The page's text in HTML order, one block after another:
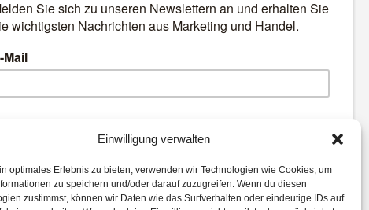
Einwilligung verwalten
optimales Erlebnis zu bieten, verwenden wir Technologien wie Cookies, um
zu speichern und/oder darauf zuzugreifen. Wenn du diesen
zustimmst, können wir Daten wie das Surfverhalten oder eindeutige IDs auf
Best Retail Cases: Die
besten Lösungen für Händler
POS Connect
Marketing
Location Logistik